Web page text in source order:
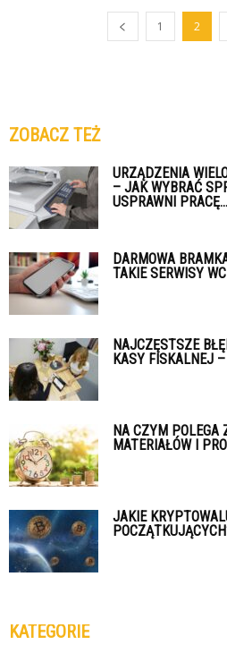
1 2
ZOBACZ TEŻ
URZĄDZENIA
– JAK WYBRAĆ
USPRAWNI PRACĘ...
DARMOWA
TAKIE SERWISY
NAJCZĘSTSZE
KASY FISKALNEJ
NA CZYM POLEGA
MATERIAŁÓW I
JAKIE
KATEGORIE